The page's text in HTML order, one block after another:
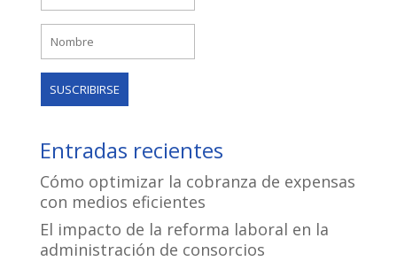
Entradas recientes
Cómo optimizar la cobranza de expensas
con medios eficientes
El impacto de la reforma laboral en la
administración de consorcios